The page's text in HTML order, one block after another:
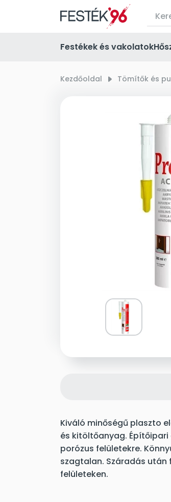
Festékek és vakolatok
Kezdőoldal right_small Tömítők és
Kiváló minőségű plaszto
és kitöltőanyag.
porózus felületekre.
szagtalan. Száradás
felületeken.